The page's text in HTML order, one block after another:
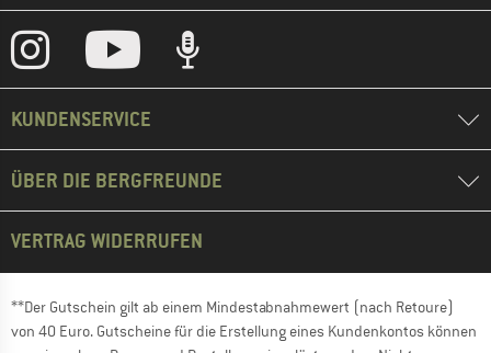
KUNDENSERVICE
ÜBER DIE BERGFREUNDE
VERTRAG WIDERRUFEN
**Der Gutschein gilt ab einem Mindestabnahmewert (nach Retoure)
von 40 Euro. Gutscheine für die Erstellung eines Kundenkontos können